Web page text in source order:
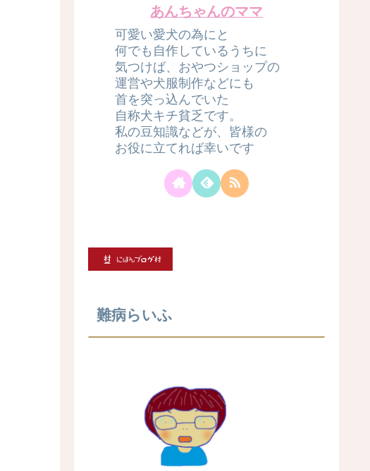
あんちゃんのママ
可愛い愛犬の為にと
何でも自作しているうちに
気つけば、おやつショップの
運営や犬服制作などにも
首を突っ込んでいた
自称犬キチ貧乏です。
私の豆知識などが、皆様の
お役に立てれば幸いです
難病らいふ